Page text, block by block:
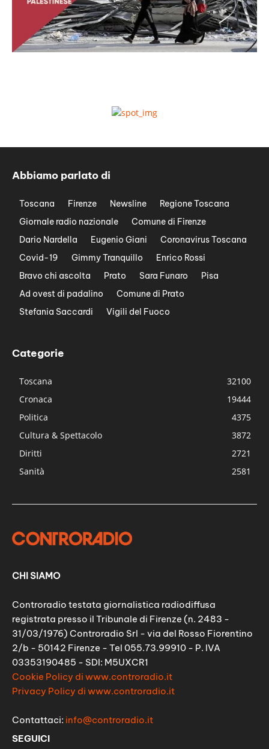
Abbiamo parlato di
Toscana Firenze Newsline
Regione Toscana
Giornale radio nazionale
Comune di Firenze
Dario Nardella
Eugenio Giani
Coronavirus Toscana
Covid-19
Gimmy Tranquillo
Enrico Rossi
Bravo chi ascolta
Prato Sara Funaro
Pisa
Ad ovest di padalino
Comune di Prato
Stefania Saccardi
Vigili del Fuoco
Categorie
Toscana
32100
Cronaca
19444
Politica
4375
Cultura & Spettacolo
3872
Diritti
2721
Sanità
2581
CHI SIAMO
Controradio testata giornalistica radiodiffusa
registrata presso il Tribunale di Firenze (n. 2483 -
31/03/1976) Controradio Srl - via del Rosso Fiorentino
2/b - 50142 Firenze - Tel 055.73.99910 - P. IVA
03353190485 - SDI: M5UXCR1
Cookie Policy di www.controradio.it
Privacy Policy di www.controradio.it
Contattaci: info@controradio.it
SEGUICI